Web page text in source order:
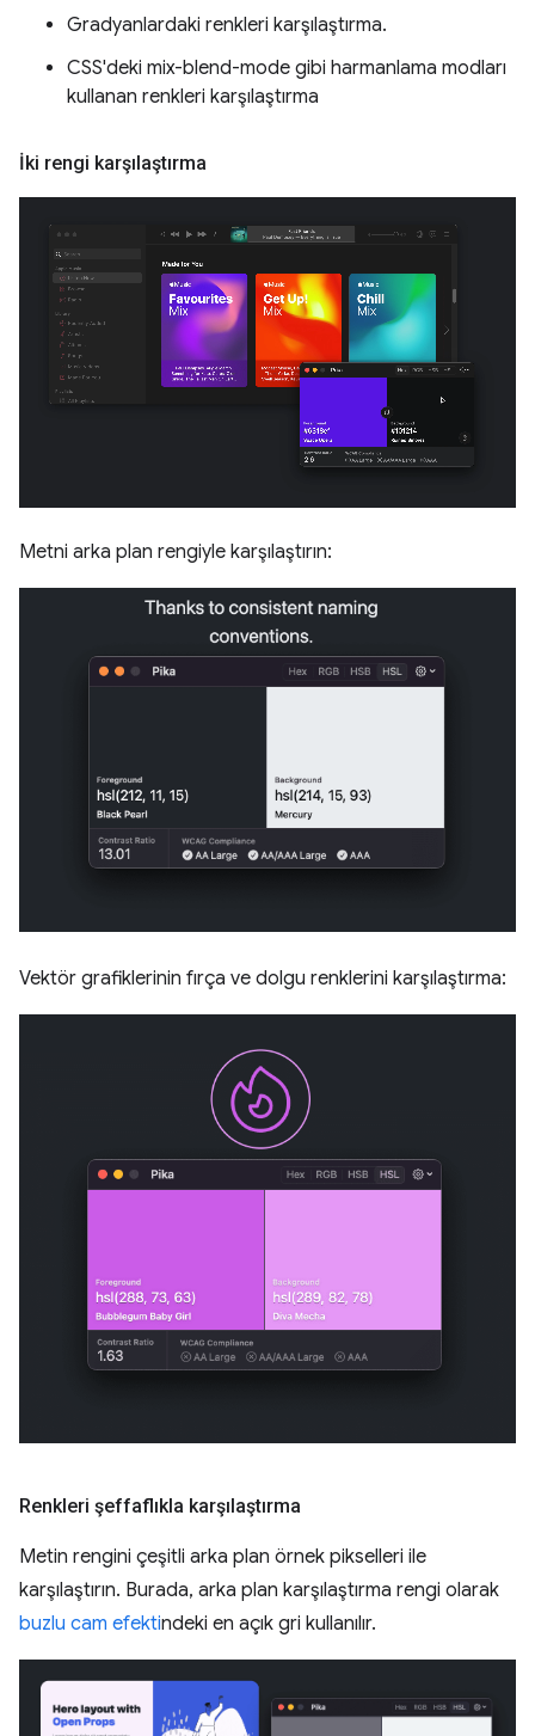
Gradyanlardaki renkleri karşılaştırma.
CSS'deki mix-blend-mode gibi harmanlama modları
kullanan renkleri karşılaştırma
İki rengi karşılaştırma
Metni arka plan rengiyle karşılaştırın:
Vektör grafiklerinin fırça ve dolgu renklerini karşılaştırma:
Renkleri şeffaflıkla karşılaştırma
Metin rengini çeşitli arka plan örnek pikselleri ile
karşılaştırın. Burada, arka plan karşılaştırma rengi olarak
buzlu cam efektindeki en açık gri kullanılır.